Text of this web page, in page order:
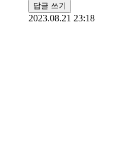
답글 쓰기
2023.08.21 23:18